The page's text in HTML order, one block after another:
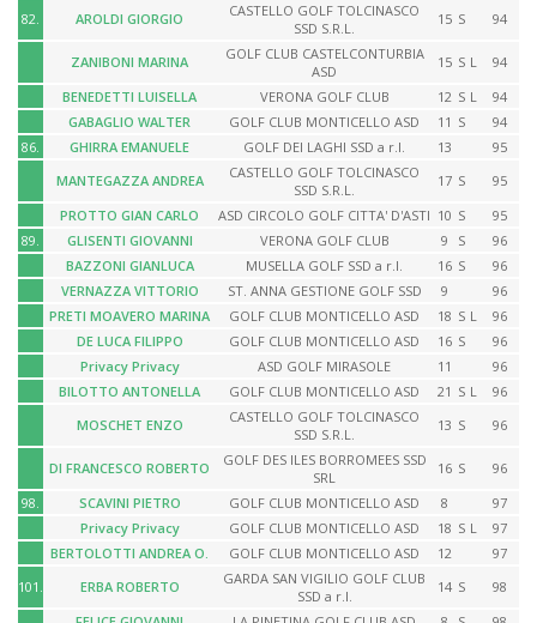
82. AROLDI GIORGIO
CASTELLO GOLF TOLCINASCO
SSD S.R.L.
15 S 94
ZANIBONI MARINA
GOLF CLUB CASTELCONTURBIA
ASD
15 S L
94
BENEDETTI LUISELLA
VERONA GOLF CLUB 12 S L
94
GABAGLIO WALTER
GOLF CLUB MONTICELLO ASD 11 S
94
86.
GHIRRA EMANUELE GOLF DEI LAGHI SSD a r.l. 13
95
MANTEGAZZA ANDREA
CASTELLO GOLF TOLCINASCO
SSD S.R.L.
17 S
95
PROTTO GIAN CARLO
ASD CIRCOLO GOLF CITTA' D'ASTI 10 S
95
89.
GLISENTI GIOVANNI VERONA GOLF CLUB 9 S
96
BAZZONI GIANLUCA
MUSELLA GOLF SSD a r.l. 16 S
96
VERNAZZA VITTORIO
ST. ANNA GESTIONE GOLF SSD 9
96
PRETI MOAVERO MARINA
GOLF CLUB MONTICELLO ASD 18 S L
96
DE LUCA FILIPPO
GOLF CLUB MONTICELLO ASD 16 S
96
Privacy Privacy
ASD GOLF MIRASOLE 11
96
BILOTTO ANTONELLA
GOLF CLUB MONTICELLO ASD 21 S L
96
MOSCHET ENZO
CASTELLO GOLF TOLCINASCO
SSD S.R.L.
13 S 96
DI FRANCESCO ROBERTO
GOLF DES ILES BORROMEES SSD
SRL
16 S
96
98.
SCAVINI PIETRO GOLF CLUB MONTICELLO ASD 8
97
Privacy Privacy
GOLF CLUB MONTICELLO ASD 18 S L
97
BERTOLOTTI ANDREA O.
GOLF CLUB MONTICELLO ASD 12
97
101.
ERBA ROBERTO
GARDA SAN VIGILIO GOLF CLUB
SSD a r.l.
14 S
98